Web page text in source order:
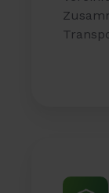
Management